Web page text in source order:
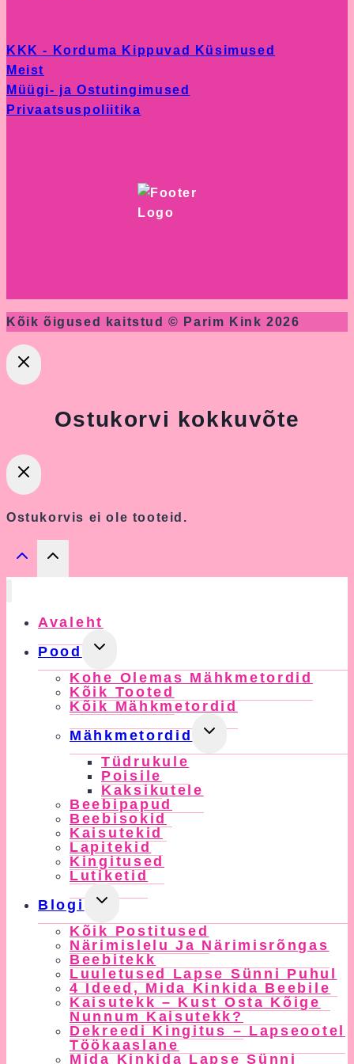
product
KKK - Korduma Kippuvad Küsimused
Meist
Müügi- ja Ostutingimused
Privaatsuspoliitika
Kõik õigused kaitstud © Parim Kink 2026
Ostukorvi kokkuvõte
Ostukorvis ei ole tooteid.
Avaleht
Pood
Toggle
Child
Menu
Kohe Olemas Mähkmetordid
Kõik Tooted
Kõik Mähkmetordid
Mähkmetordid
Toggle
Child
Tüdrukule
Poisile
Kaksikutele
Beebipapud
Beebisokid
Kaisutekid
Lapitekid
Kingitused
Lutiketid
Blogi
Toggle
Child
Menu
Kõik Postitused
Närimislelu Ja Närimisrõngas
Beebitekk
Luuletused Lapse Sünni Puhul
4 Ideed, Mida Kinkida Beebile
Kaisutekk – Kust Osta Kõige
Nunnum Kaisutekk?
Dekreedi Kingitus – Lapseootel
Töökaaslane
Mida Kinkida Lapse Sünni